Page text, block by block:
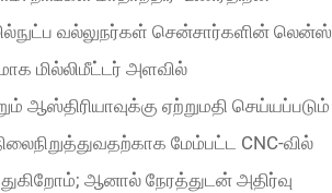
வல்லுநர்கள் சென்சார்களின் லென்ஸ்
மில்லிமீட்டர் அளவில்
ஏற்றுமதி செய்யப்படும்
மேம்பட்ட CNC-வில்
ஆனால் நேரத்துடன் அதிர்வு